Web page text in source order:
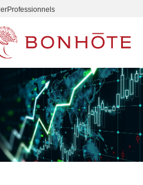
Professionnels
principale